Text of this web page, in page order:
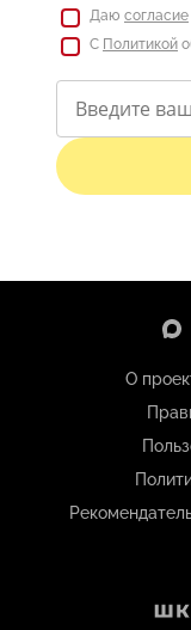
Даю согласие
С Политикой
О